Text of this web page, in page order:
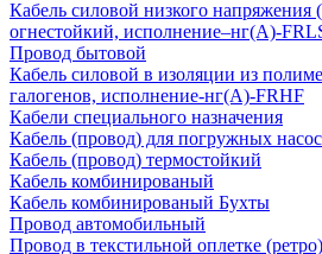
Кабель силовой низкого напряжения
огнестойкий, исполнение–нг(А)-
Провод бытовой
Кабель силовой в изоляции из
галогенов, исполнение-нг(А)-FRHF
Кабели специального назначения
Кабель (провод) для погружных
Кабель (провод) термостойкий
Кабель комбинированый
Кабель комбинированый Бухты
Провод автомобильный
Провод в текстильной оплетке (ретро)